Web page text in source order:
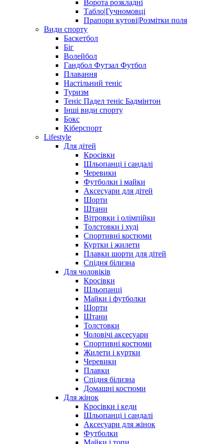
Ворота розкладні
Табло|Гучномовці
Прапори кутові|Розмітки поля
Види спорту
Баскетбол
Біг
Волейбол
Гандбол Футзал Футбол
Плавання
Настільний теніс
Туризм
Теніс Падел теніс Бадмінтон
Інші види спорту
Бокс
Кіберспорт
Lifestyle
Для дітей
Кросівки
Шльопанці і сандалі
Черевики
Футболки і майки
Аксесуари для дітей
Шорти
Штани
Вітровки і олімпійки
Толстовки і худі
Спортивні костюми
Куртки і жилети
Плавки шорти для дітей
Спідня білизна
Для чоловіків
Кросівки
Шльопанці
Майки і футболки
Шорти
Штани
Толстовки
Чоловічі аксесуари
Спортивні костюми
Жилети і куртки
Черевики
Плавки
Спідня білизна
Домашні костюми
Для жінок
Кросівки і кеди
Шльопанці і сандалі
Аксесуари для жінок
Футболки
Майки і топи